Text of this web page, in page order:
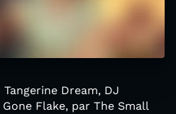
Dream, DJ
Flake, par The Small